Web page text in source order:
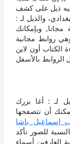
ذيل على كشف
والذيل لـ :
وبإمكانك
روابط مجانية
الكتاب أون لاين
بالأسفل
لـ : أغا بزرك
أن تتصفحها
إسماعيل باشا
للصور تأكد
العارفين أسماء